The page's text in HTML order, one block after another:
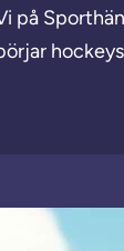
på